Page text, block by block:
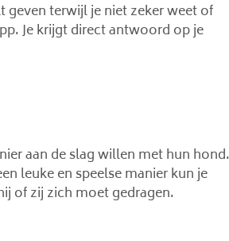
terwijl je niet zeker weet of
Je krijgt direct antwoord op je
aan de slag willen met hun hond.
leuke en speelse manier kun je
of zij zich moet gedragen.